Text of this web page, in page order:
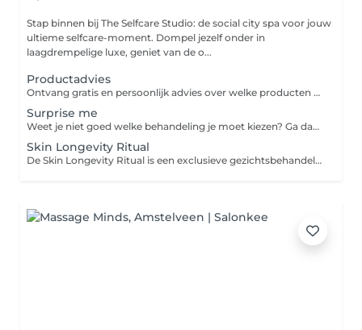
Stap binnen bij The Selfcare Studio: de social city spa voor jouw
ultieme selfcare-moment. Dompel jezelf onder in
laagdrempelige luxe, geniet van de o...
Productadvies
Ontvang gratis en persoonlijk advies over welke producten het beste passen bij jouw huidtype en huidbehoeften. Samen kijken we naar jouw huidige routine en stellen we een passend advies op.
Surprise me
Weet je niet goed welke behandeling je moet kiezen? Ga dan voor de surprise me. We kijken samen welke behandeling voor jou het meest geschikt is.
Skin Longevity Ritual
De Skin Longevity Ritual is een exclusieve gezichtsbehandeling die verder gaat dan traditionele anti-aging. Deze behandeling ondersteunt de huid op celniveau en focust op gezond, sterk en mooi ouder worden. Door een combinatie van geavanceerde actieve ingrediënten, professionele massagetechnieken en het innovatieve Efficacy Booster device wordt de huid intensief gestimuleerd om zich te vernieuwen, herstellen en versterken. De behandeling verbetert de stevigheid, verfijnt de gezichtscontouren en geeft de huid een frisse, jeugdige uitstraling. De zorgvuldig geselecteerde werkstoffen waaronder NAD+ Activator, bio-gefermenteerde peptiden en botanische extracten, werken doelgericht op de diepere huidlagen om oxidatieve stress te verminderen, celvernieuwing te activeren en huidveroudering bij de kern aan te pakken.